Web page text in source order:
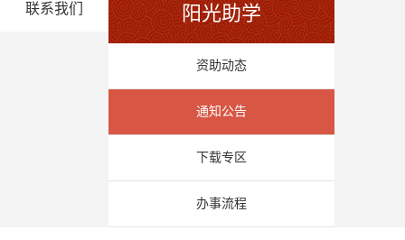
联系我们 阳光助学
资助动态
通知公告
下载专区
办事流程